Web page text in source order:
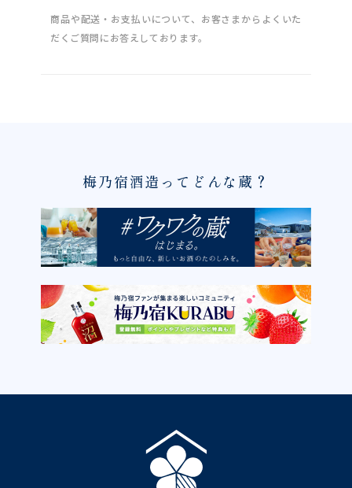
商品や配送・お支払いについて、お客さまからよくいた
だくご質問にお答えしております。
梅乃宿酒造ってどんな蔵？